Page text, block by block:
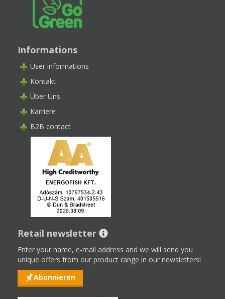
Informations
User informations
Kontakt
Über Uns
Karriere
B2B contact
Retail newsletter
Enter your name, e-mail address and we will send you
unique offers from our product range in our newsletters!
Abonnieren